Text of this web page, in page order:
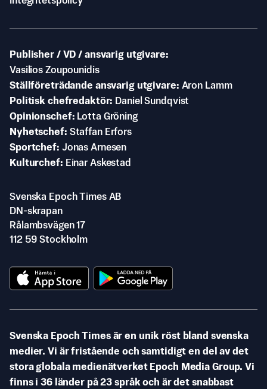
Publisher / VD / ansvarig utgivare
Vasilios Zoupounidis
Ställföreträdande ansvarig utgivare Aron Lamm
Politisk chefredaktör
Daniel Sundqvist
Opinionschef
Lotta Gröning
Nyhetschef Staffan Erfors
Sportchef Jonas Arnesen
Kulturchef
Einar Askestad
Svenska Epoch Times AB
DN-skrapan
Rålambsvägen 17
112 59 Stockholm
Svenska Epoch Times är en unik röst bland svenska
medier. Vi är fristående och samtidigt en del av det
stora globala medienätverket Epoch Media Group. Vi
finns i 36 länder på 23 språk och är det snabbast